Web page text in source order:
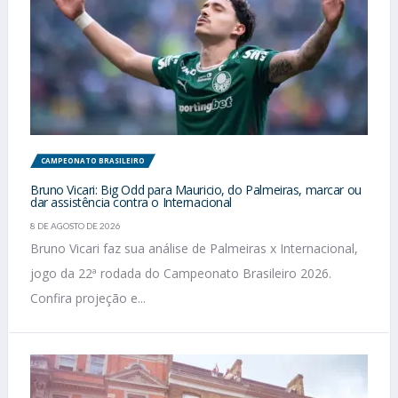
CAMPEONATO BRASILEIRO
Bruno Vicari: Big Odd para Mauricio, do Palmeiras, marcar ou
dar assistência contra o Internacional
8 DE AGOSTO DE 2026
Bruno Vicari faz sua análise de Palmeiras x Internacional,
jogo da 22ª rodada do Campeonato Brasileiro 2026.
Confira projeção e...